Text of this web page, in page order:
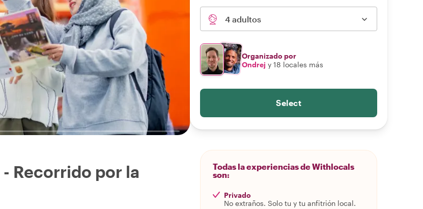
Recorrido por la
4 adultos
Organizado por
Ondrej y 18 locales más
Select
Todas la experiencias de Withlocals
son:
Privado
No extraños. Solo tu y tu anfitrión local.